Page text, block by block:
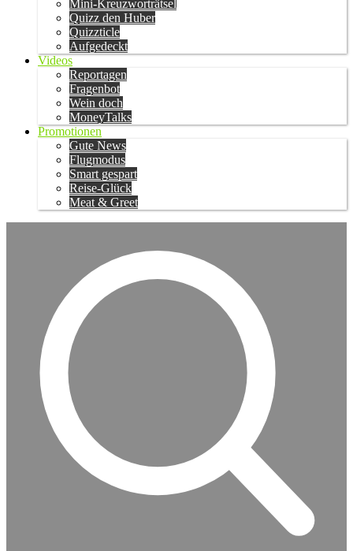
Mini-Kreuzworträtsel
Quizz den Huber
Quizzticle
Aufgedeckt
Videos
Reportagen
Fragenbot
Wein doch
MoneyTalks
Promotionen
Gute News
Flugmodus
Smart gespart
Reise-Glück
Meat & Greet